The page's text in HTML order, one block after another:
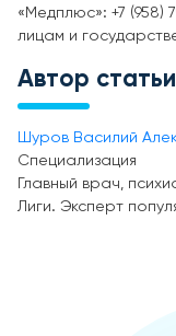
«Медплюс»: +7 (958)
лицам и
Автор статьи
Шуров Василий
Специализация
Главный врач,
Лиги. Эксперт